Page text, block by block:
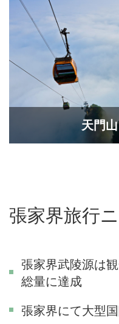
天門
張家界旅行
張家界武陵源は
総量に達成
張家界にて大型